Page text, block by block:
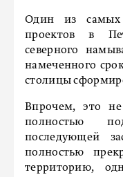
Один из самых
проектов в
северного
намеченного
столицы
Впрочем, это не
полностью
последующей
полностью
территорию,